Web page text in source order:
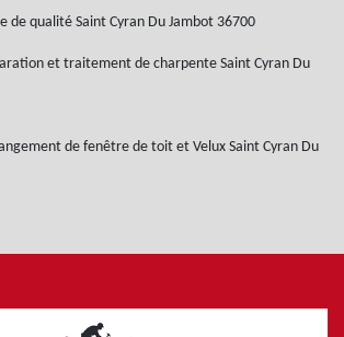
de qualité Saint Cyran Du Jambot 36700
et traitement de charpente Saint Cyran Du
de fenêtre de toit et Velux Saint Cyran Du